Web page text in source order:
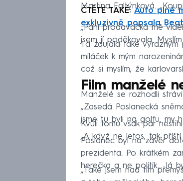
Martina Faltýnková.
ČTĚTE TAKÉ:Auto plné
exkluzivně popsala
„Paní prodavačka mě
jsem jí poděkovala.
Ta zaujala také výrazným
miláček k mým
což si myslím, že
Film manželé
Manželé se rozhodli
„Zasedá Poslanecká
jsme tu byli na golfu, my
Kvůli tomu však pár
„A když ne letos, tak
Poslanec byl na závěr
prezidenta. Po krátkém
herečka a ne politik… Já
„Také jsem nad tím